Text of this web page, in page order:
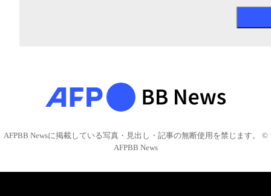
AFPBB Newsに掲載している写真・見出し・記事の無断使用を禁じます。 ©
AFPBB News